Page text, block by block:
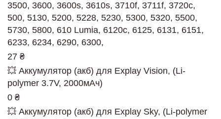
3500, 3600, 3600s, 3610s, 3710f, 3711f, 3720c,
500, 5130, 5200, 5228, 5230, 5300, 5320, 5500,
5730, 5800, 610 Lumia, 6120c, 6125, 6131, 6151,
6233, 6234, 6290, 6300,
27 ₴
💥 Аккумулятор (акб) для Explay Vision, (Li-
polymer 3.7V, 2000мАч)
0 ₴
💥 Аккумулятор (акб) для Explay Sky, (Li-polymer